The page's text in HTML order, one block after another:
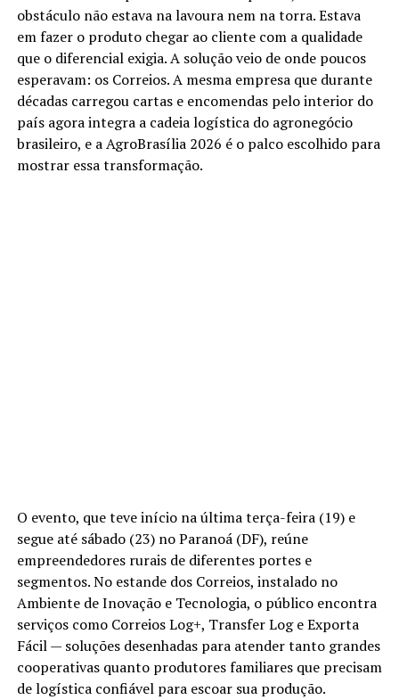
obstáculo não estava na lavoura nem na torra. Estava
em fazer o produto chegar ao cliente com a qualidade
que o diferencial exigia. A solução veio de onde poucos
esperavam: os Correios. A mesma empresa que durante
décadas carregou cartas e encomendas pelo interior do
país agora integra a cadeia logística do agronegócio
brasileiro, e a AgroBrasília 2026 é o palco escolhido para
mostrar essa transformação.
O evento, que teve início na última terça-feira (19) e
segue até sábado (23) no Paranoá (DF), reúne
empreendedores rurais de diferentes portes e
segmentos. No estande dos Correios, instalado no
Ambiente de Inovação e Tecnologia, o público encontra
serviços como Correios Log+, Transfer Log e Exporta
Fácil — soluções desenhadas para atender tanto grandes
cooperativas quanto produtores familiares que precisam
de logística confiável para escoar sua produção.